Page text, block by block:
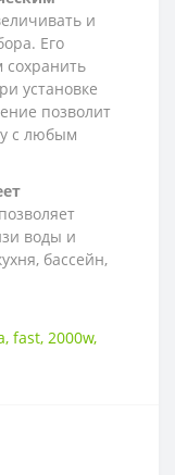
и
Его
установке
позволит
с любым
воды и
бассейн,
, fast, 2000w,